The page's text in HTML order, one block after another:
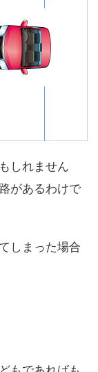
しれません
があるわけで
しまった場合